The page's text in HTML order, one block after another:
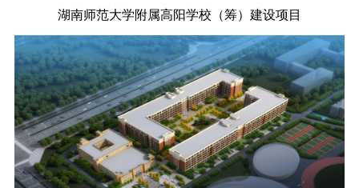
湖南师范大学附属高阳学校（筹）建设项目